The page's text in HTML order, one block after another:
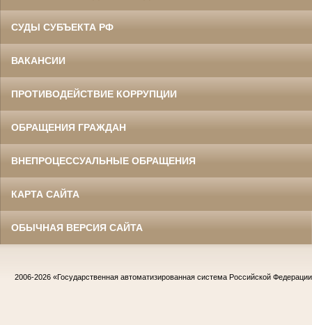
СУДЫ СУБЪЕКТА РФ
ВАКАНСИИ
ПРОТИВОДЕЙСТВИЕ КОРРУПЦИИ
ОБРАЩЕНИЯ ГРАЖДАН
ВНЕПРОЦЕССУАЛЬНЫЕ ОБРАЩЕНИЯ
КАРТА САЙТА
ОБЫЧНАЯ ВЕРСИЯ САЙТА
2006-2026 «Государственная автоматизированная система Российской